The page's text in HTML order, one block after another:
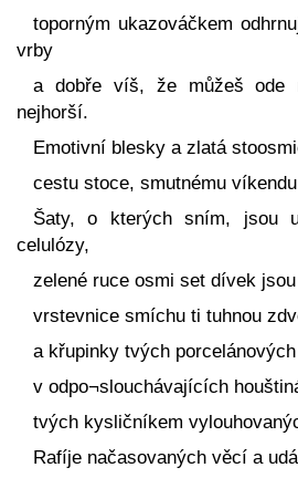
toporným ukazováčkem
vrby
a dobře víš, že můžeš ode
nejhorší.
Emotivní blesky a zlatá
cestu stoce, smutnému
Šaty, o kterých sním, jsou
celulózy,
zelené ruce osmi set dívek
vrstevnice smíchu ti tuhnou
a křupinky tvých
v odpo¬slouchávajících
tvých kysličníkem
Rafíje načasovaných věcí a